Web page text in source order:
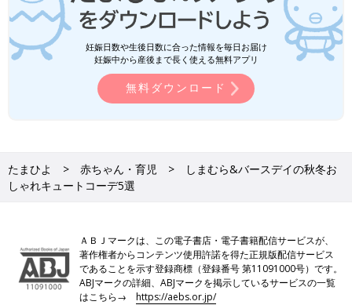
妊娠日数や生後日数に合った情報を毎日お届け
妊娠中から産後まで長く使える無料アプリ
無料ダウンロード
たまひよ 赤ちゃん・育児
しまむら&バースデイの秋冬お
しゃれキュートコーデ5選
ＡＢＪマークは、この電子書店・電子書籍配信サービスが、
著作権者からコンテンツ使用許諾を得た正規版配信サービス
であることを示す登録商標（登録番号 第11091000号）です。
ABJマークの詳細、ABJマークを掲示しているサービスの一覧
はこちら→https://aebs.or.jp/